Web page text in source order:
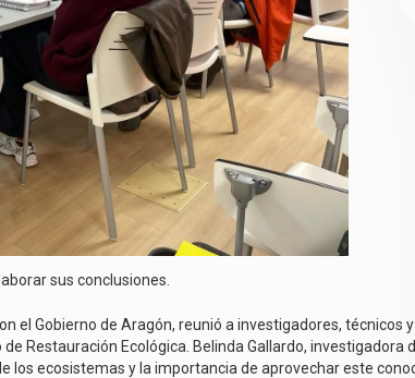
sus conclusiones.
el Gobierno de Aragón, reunió a investigadores, técnicos
Restauración Ecológica. Belinda Gallardo, investigadora
los ecosistemas y la importancia de aprovechar este